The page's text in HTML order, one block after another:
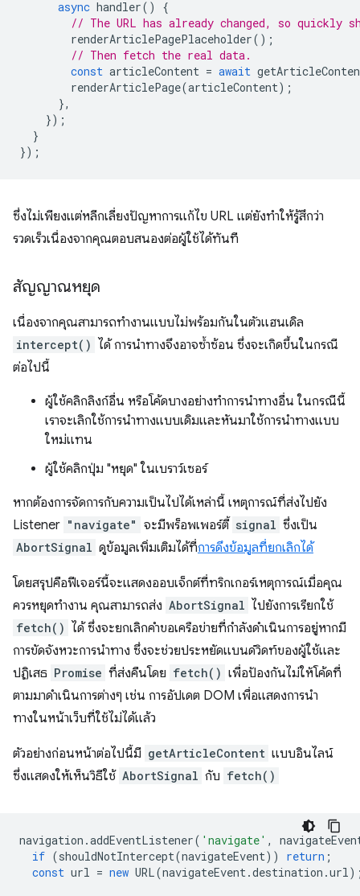
async handler()
{
// The URL has already changed, so quickly
renderArticlePagePlaceholder();
// Then fetch the real data.
const articleContent = await
renderArticlePage(articleContent);
},
});
}
});
ซึ่งไม่เพียงแต่หลีกเลี่ยงปัญหาการแก้ไข URL แต่ยังทำให้รู้สึกว่า
รวดเร็วเนื่องจากคุณตอบสนองต่อผู้ใช้ได้ทันที
สัญญาณหยุด
เนื่องจากคุณสามารถทำงานแบบไม่พร้อมกันในตัวแฮนเดิล
intercept() ได้ การนำทางจึงอาจซ้ำซ้อน ซึ่งจะเกิดขึ้นในกรณี
ต่อไปนี้
ผู้ใช้คลิกลิงก์อื่น หรือโค้ดบางอย่างทำการนำทางอื่น ในกรณีนี้
เราจะเลิกใช้การนำทางแบบเดิมและหันมาใช้การนำทางแบบ
ใหม่แทน
ผู้ใช้คลิกปุ่ม "หยุด" ในเบราว์เซอร์
หากต้องการจัดการกับความเป็นไปได้เหล่านี้ เหตุการณ์ที่ส่งไปยัง
Listener "navigate" จะมีพร็อพเพอร์ตี้ signal ซึ่งเป็น
AbortSignal ดูข้อมูลเพิ่มเติมได้ที่การดึงข้อมูลที่ยกเลิกได้
โดยสรุปคือฟีเจอร์นี้จะแสดงออบเจ็กต์ที่ทริกเกอร์เหตุการณ์เมื่อคุณ
ควรหยุดทำงาน คุณสามารถส่ง AbortSignal ไปยังการเรียกใช้
fetch() ได้ ซึ่งจะยกเลิกคำขอเครือข่ายที่กำลังดำเนินการอยู่หากมี
การขัดจังหวะการนำทาง ซึ่งจะช่วยประหยัดแบนด์วิดท์ของผู้ใช้และ
ปฏิเสธ Promise ที่ส่งคืนโดย fetch() เพื่อป้องกันไม่ให้โค้ดที่
ตามมาดำเนินการต่างๆ เช่น การอัปเดต DOM เพื่อแสดงการนำ
ทางในหน้าเว็บที่ใช้ไม่ได้แล้ว
ตัวอย่างก่อนหน้าต่อไปนี้มี getArticleContent แบบอินไลน์
ซึ่งแสดงให้เห็นวิธีใช้ AbortSignal กับ fetch()
navigation .addEventListener( 'navigate' ,
if (shouldNotIntercept(navigateEvent)) return ;
const url = new URL(navigateEvent.destination .url